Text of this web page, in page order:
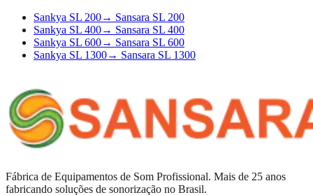
Sankya SL 200→ Sansara SL 200
Sankya SL 400→ Sansara SL 400
Sankya SL 600→ Sansara SL 600
Sankya SL 1300→ Sansara SL 1300
Fábrica de Equipamentos de Som Profissional. Mais de 25 anos
fabricando soluções de sonorização no Brasil.